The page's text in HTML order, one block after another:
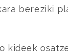
bereziki
kideek